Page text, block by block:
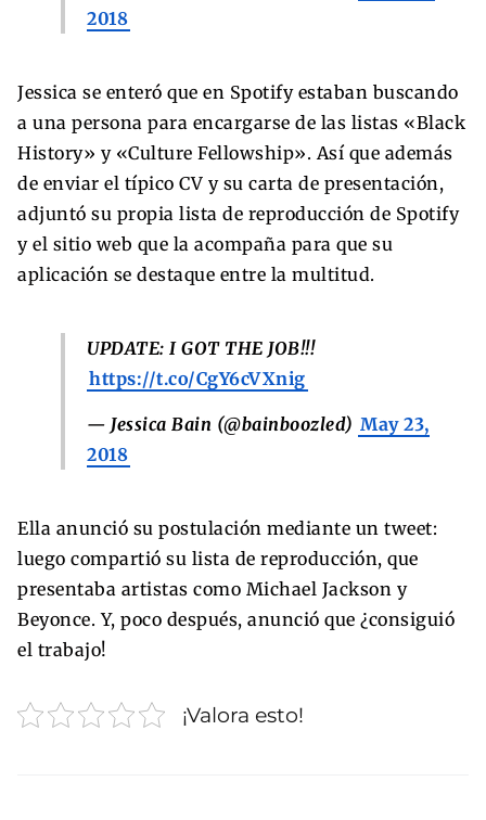
2018
Jessica se enteró que en Spotify estaban buscando
a una persona para encargarse de las listas «Black
History» y «Culture Fellowship». Así que además
de enviar el típico CV y su carta de presentación,
adjuntó su propia lista de reproducción de Spotify
y el sitio web que la acompaña para que su
aplicación se destaque entre la multitud.
UPDATE: I GOT THE JOB!!!
https://t.co/CgY6cVXnig
— Jessica Bain (@bainboozled) May 23,
2018
Ella anunció su postulación mediante un tweet:
luego compartió su lista de reproducción, que
presentaba artistas como Michael Jackson y
Beyonce. Y, poco después, anunció que ¿consiguió
el trabajo!
¡Valora esto!